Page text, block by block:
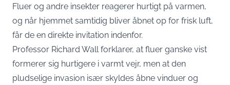
Fluer og andre insekter reagerer hurtigt på varmen,
og når hjemmet samtidig bliver åbnet op for frisk luft,
får de en direkte invitation indenfor.
Professor Richard Wall forklarer, at fluer ganske vist
formerer sig hurtigere i varmt vejr, men at den
pludselige invasion især skyldes åbne vinduer og